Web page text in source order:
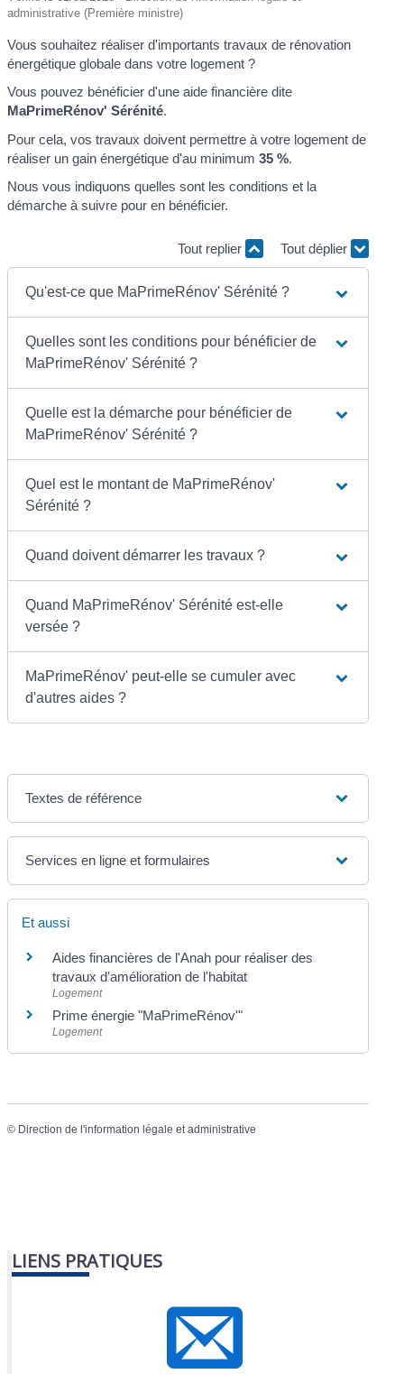
administrative (Première ministre)
Vous souhaitez réaliser d'importants travaux de rénovation
énergétique globale dans votre logement ?
Vous pouvez bénéficier d'une aide financière dite
MaPrimeRénov' Sérénité.
Pour cela, vos travaux doivent permettre à votre logement de
réaliser un gain énergétique d'au minimum35 %.
Nous vous indiquons quelles sont les conditions et la
démarche à suivre pour en bénéficier.
Tout replier Tout déplier
Qu'est-ce que MaPrimeRénov' Sérénité ?
Quelles sont les conditions pour bénéficier de
MaPrimeRénov' Sérénité ?
Quelle est la démarche pour bénéficier de
MaPrimeRénov' Sérénité ?
Quel est le montant de MaPrimeRénov'
Sérénité ?
Quand doivent démarrer les travaux ?
Quand MaPrimeRénov' Sérénité est-elle
versée ?
MaPrimeRénov' peut-elle se cumuler avec
d'autres aides ?
Textes de référence
Services en ligne et formulaires
Et aussi
Aides financières de l'Anah pour réaliser des
travaux d'amélioration de l'habitat
Logement
Prime énergie "MaPrimeRénov'"
Logement
© Direction de l'information légale et administrative
LIENS PRATIQUES